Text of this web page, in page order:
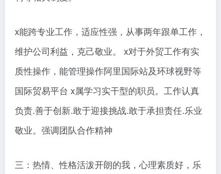
x能跨专业工作，适应性强，从事两年跟单工作，
维护公司利益，克己敬业。 x对于外贸工作有实
质性操作，能管理操作阿里国际站及环球视野等
国际贸易平台 x属学习实干型的职员。工作认真
负责.善于创新.敢于迎接挑战.敢于承担责任.乐业
敬业。强调团队合作精神
三：热情、性格活泼开朗的我，心理素质好，乐